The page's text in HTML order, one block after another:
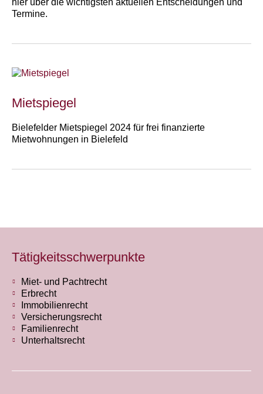
Termine.
Mietspiegel
Bielefelder Mietspiegel 2024 für frei finanzierte
Mietwohnungen in Bielefeld
Tätigkeitsschwerpunkte
Miet- und Pachtrecht
Erbrecht
Immobilienrecht
Versicherungsrecht
Familienrecht
Unterhaltsrecht